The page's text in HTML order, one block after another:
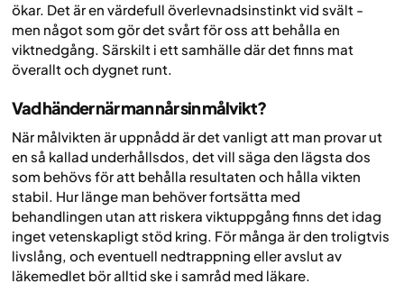
ökar. Det är en värdefull överlevnadsinstinkt vid svält -
men något som gör det svårt för oss att behålla en
viktnedgång. Särskilt i ett samhälle där det finns mat
överallt och dygnet runt.
Vad händer när man når sin målvikt?
När målvikten är uppnådd är det vanligt att man provar ut
en så kallad underhållsdos, det vill säga den lägsta dos
som behövs för att behålla resultaten och hålla vikten
stabil. Hur länge man behöver fortsätta med
behandlingen utan att riskera viktuppgång finns det idag
inget vetenskapligt stöd kring. För många är den troligtvis
livslång, och eventuell nedtrappning eller avslut av
läkemedlet bör alltid ske i samråd med läkare.